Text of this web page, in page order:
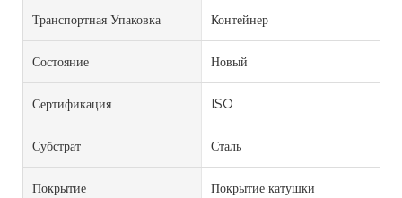
Транспортная Упаковка Контейнер
Состояние Новый
Сертификация ISO
Субстрат Сталь
Покрытие Покрытие катушки